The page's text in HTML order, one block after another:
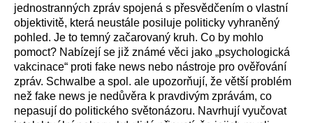
jednostranných zpráv spojená s přesvědčením o vlastní
objektivitě, která neustále posiluje politicky vyhraněný
pohled. Je to temný začarovaný kruh. Co by mohlo
pomoct? Nabízejí se již známé věci jako „psychologická
vakcinace“ proti fake news nebo nástroje pro ověřování
zpráv. Schwalbe a spol. ale upozorňují, že větší problém
než fake news je nedůvěra k pravdivým zprávám, co
nepasují do politického světonázoru. Navrhují vyučovat